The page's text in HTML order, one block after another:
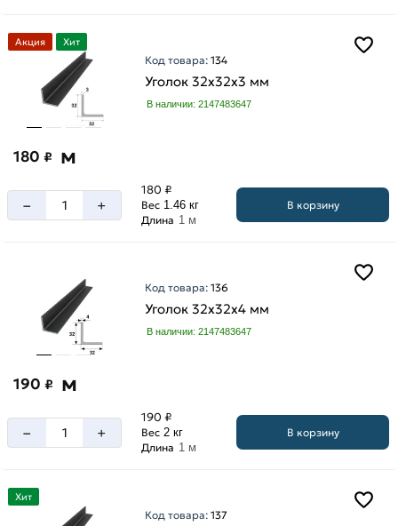
Акция Хит
Код товара:134
Уголок 32х32х3 мм
В наличии: 2147483647
180 ₽ м
– +
180 ₽
Вес 1.46 кг
Длина 1 м
В корзину
Код товара:136
Уголок 32х32х4 мм
В наличии: 2147483647
190 ₽ м
– +
190 ₽
Вес 2 кг
Длина 1 м
В корзину
Хит
Код товара:137